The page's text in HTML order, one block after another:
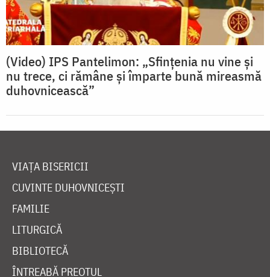
(Video) IPS Pantelimon: „Sfințenia nu vine și
nu trece, ci rămâne și împarte bună mireasmă
duhovnicească”
VIAȚA BISERICII
CUVINTE DUHOVNICEȘTI
FAMILIE
LITURGICĂ
BIBLIOTECĂ
ÎNTREABĂ PREOTUL